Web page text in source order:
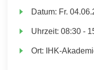
Datum: Fr.
Uhrzeit:08:30 -
Ort: IHK-